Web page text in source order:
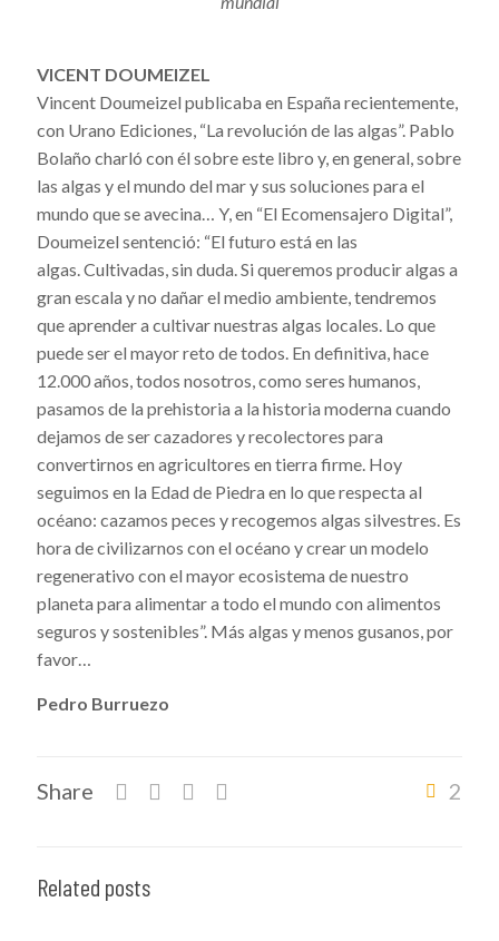
VICENT DOUMEIZEL
Vincent Doumeizel publicaba en España recientemente,
con Urano Ediciones, “La revolución de las algas”. Pablo
Bolaño charló con él sobre este libro y, en general, sobre
las algas y el mundo del mar y sus soluciones para el
mundo que se avecina… Y, en “El Ecomensajero Digital”,
Doumeizel sentenció: “El futuro está en las
algas.Cultivadas, sin duda. Si queremos producir algas a
gran escala y no dañar el medio ambiente, tendremos
que aprender a cultivar nuestras algas locales. Lo que
puede ser el mayor reto de todos. En definitiva, hace
12.000 años, todos nosotros, como seres humanos,
pasamos de la prehistoria a la historia moderna cuando
dejamos de ser cazadores y recolectores para
convertirnos en agricultores en tierra firme. Hoy
seguimos en la Edad de Piedra en lo que respecta al
océano: cazamos peces y recogemos algas silvestres. Es
hora de civilizarnos con el océano y crear un modelo
regenerativo con el mayor ecosistema de nuestro
planeta para alimentar a todo el mundo con alimentos
seguros y sostenibles”. Más algas y menos gusanos, por
favor…
Pedro Burruezo
Share 2
Related posts